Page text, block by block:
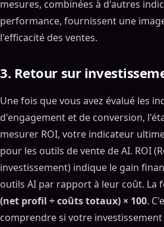
mesures, combinées à d'autres
performance, fournissent une
l'efficacité des ventes.
3. Retour sur
Une fois que vous avez évalué les
d'engagement et de conversion,
mesurer ROI, votre indicateur
pour les outils de vente de AI. ROI
investissement) indique le gain
outils AI par rapport à leur coût. La
(net profil ÷ coûts totaux) × 100.
comprendre si votre